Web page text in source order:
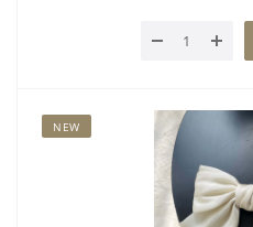
NEW